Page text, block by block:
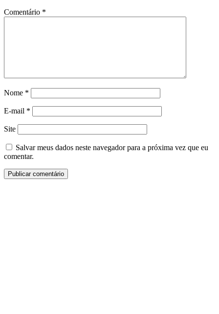
Comentário *
Nome *
E-mail *
Site
Salvar meus dados neste navegador para a próxima vez que eu
comentar.